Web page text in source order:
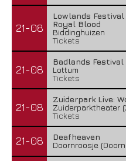
21-08
Lowlands Festival
Royal Blood
Biddinghuizen
Tickets
21-08
Badlands
Lottum
Tickets
21-08
Zuiderpark Live:
Zuiderparktheater
Tickets
21-08
Deafheaven
Doornroosje